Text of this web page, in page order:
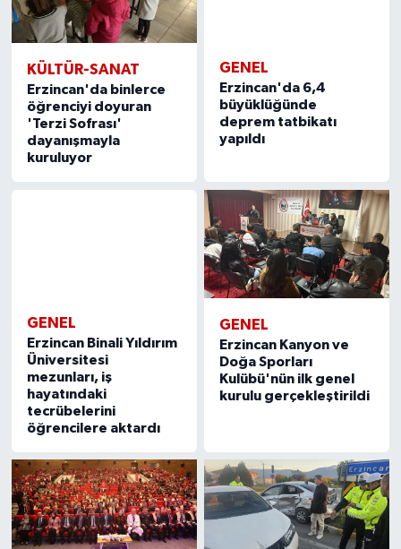
KÜLTÜR-SANAT
Erzincan'da binlerce
öğrenciyi doyuran
'Terzi Sofrası'
dayanışmayla
kuruluyor
GENEL
Erzincan'da 6,4
büyüklüğünde
deprem tatbikatı
yapıldı
GENEL
Erzincan Binali Yıldırım
Üniversitesi
mezunları, iş
hayatındaki
tecrübelerini
öğrencilere aktardı
GENEL
Erzincan Kanyon ve
Doğa Sporları
Kulübü'nün ilk genel
kurulu gerçekleştirildi